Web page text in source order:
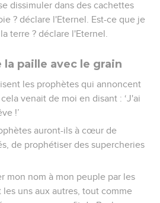
dissimuler dans des cachettes
? déclare l'Eternel. Est-ce que je
terre ? déclare l'Eternel.
paille avec le grain
les prophètes qui annoncent
venait de moi en disant : ‘J'ai
!’
auront-ils à cœur de
de prophétiser des supercheries
mon nom à mon peuple par les
les uns aux autres, tout comme